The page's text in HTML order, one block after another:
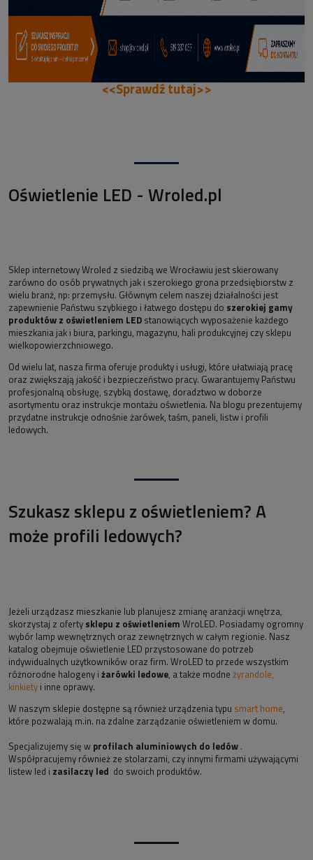
<<Sprawdź tutaj>>
Oświetlenie LED - Wroled.pl
Sklep internetowy Wroled z siedzibą we Wrocławiu jest skierowany
zarówno do osób prywatnych jak i szerokiego grona przedsiębiorstw z
wielu branż, np: przemysłu. Głównym celem naszej działalności jest
zapewnienie Państwu szybkiego i łatwego dostępu do szerokiej gamy
produktów z oświetleniem LED stanowiących wyposażenie każdego
mieszkania jak i biura, parkingu, magazynu, hali produkcyjnej czy sklepu
wielkopowierzchniowego.
Od wielu lat, nasza firma oferuje produkty i usługi, które ułatwiają pracę
oraz zwiększają jakość i bezpieczeństwo pracy. Gwarantujemy Państwu
profesjonalną obsługę, szybką dostawę, doradztwo w doborze
asortymentu oraz instrukcje montażu oświetlenia. Na blogu prezentujemy
przydatne instrukcje odnośnie żarówek, taśm, paneli, listw i profili
ledowych.
Szukasz sklepu z oświetleniem? A
może profili ledowych?
Jeżeli urządzasz mieszkanie lub planujesz zmianę aranżacji wnętrza,
skorzystaj z oferty sklepu z oświetleniem WroLED. Posiadamy ogromny
wybór lamp wewnętrznych oraz zewnętrznych w całym regionie. Nasz
katalog obejmuje oświetlenie LED przystosowane do potrzeb
indywidualnych użytkowników oraz firm. WroLED to przede wszystkim
różnorodne halogeny i żarówki ledowe, a także modne żyrandole,
kinkiety i inne oprawy.
W naszym sklepie dostępne są również urządzenia typu smart home,
które pozwalają m.in. na zdalne zarządzanie oświetleniem w domu.
Specjalizujemy się w profilach aluminiowych do ledów .
Współpracujemy również ze stolarzami, czy innymi firmami używającymi
listew led i zasilaczy led do swoich produktów.